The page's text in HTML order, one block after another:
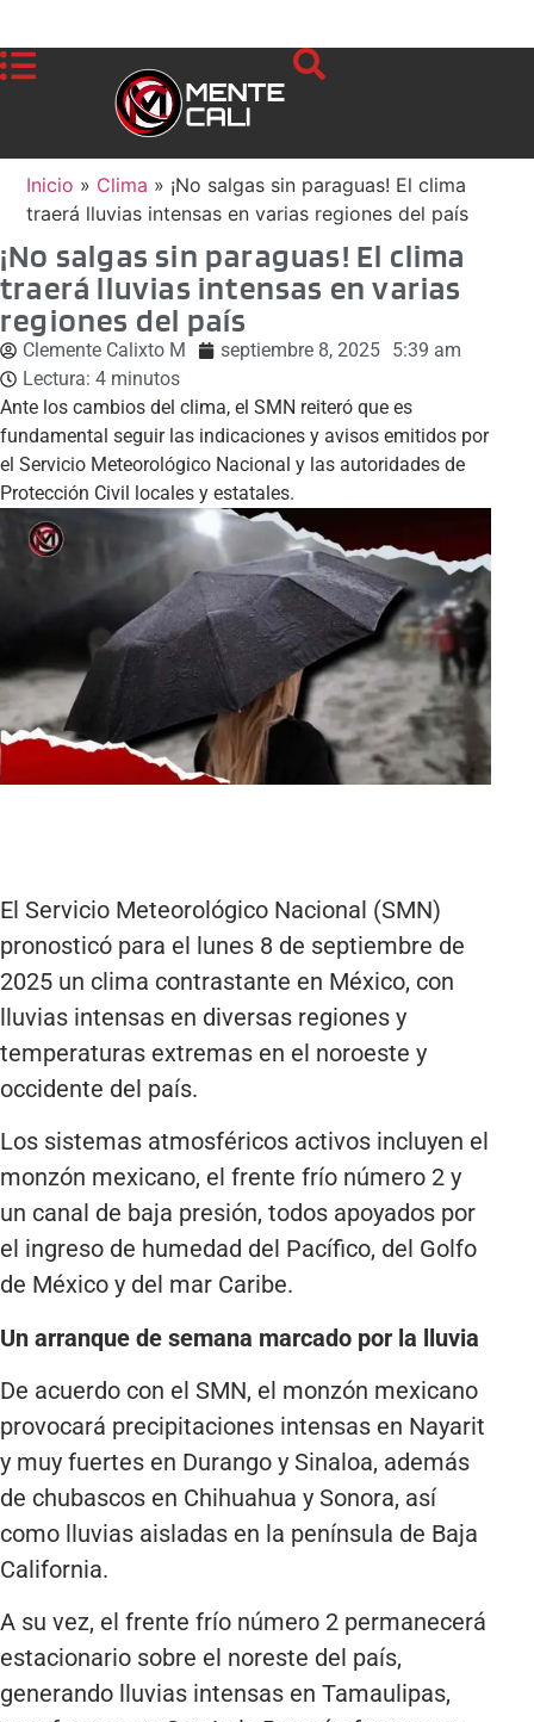
Inicio » Clima » ¡No salgas sin paraguas! El clima
traerá lluvias intensas en varias regiones del país
¡No salgas sin paraguas! El clima
traerá lluvias intensas en varias
regiones del país
Clemente Calixto M septiembre 8, 2025 5:39 am
Lectura: 4 minutos
Ante los cambios del clima, el SMN reiteró que es
fundamental seguir las indicaciones y avisos emitidos por
el Servicio Meteorológico Nacional y las autoridades de
Protección Civil locales y estatales.
El Servicio Meteorológico Nacional (SMN)
pronosticó para el lunes 8 de septiembre de
2025 un clima contrastante en México, con
lluvias intensas en diversas regiones y
temperaturas extremas en el noroeste y
occidente del país.
Los sistemas atmosféricos activos incluyen el
monzón mexicano, el frente frío número 2 y
un canal de baja presión, todos apoyados por
el ingreso de humedad del Pacífico, del Golfo
de México y del mar Caribe.
Un arranque de semana marcado por la lluvia
De acuerdo con el SMN, el monzón mexicano
provocará precipitaciones intensas en Nayarit
y muy fuertes en Durango y Sinaloa, además
de chubascos en Chihuahua y Sonora, así
como lluvias aisladas en la península de Baja
California.
A su vez, el frente frío número 2 permanecerá
estacionario sobre el noreste del país,
generando lluvias intensas en Tamaulipas,